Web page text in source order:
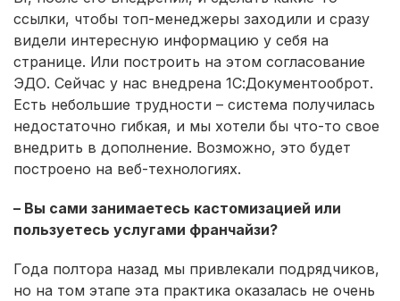
ссылки, чтобы топ-менеджеры заходили и сразу
видели интересную информацию у себя на
странице. Или построить на этом согласование
ЭДО. Сейчас у нас внедрена 1С:Документооброт.
Есть небольшие трудности – система получилась
недостаточно гибкая, и мы хотели бы что-то свое
внедрить в дополнение. Возможно, это будет
построено на веб-технологиях.
– Вы сами занимаетесь кастомизацией или
пользуетесь услугами франчайзи?
Года полтора назад мы привлекали подрядчиков,
но на том этапе эта практика оказалась не очень